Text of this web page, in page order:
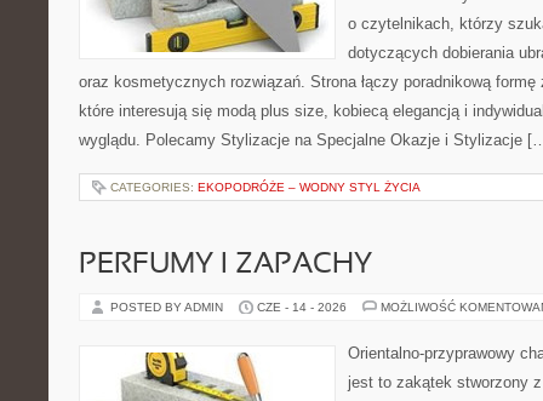
o czytelnikach, którzy
dotyczących dobierania
oraz kosmetycznych rozwiązań. Strona łączy poradnikową
które interesują się modą plus size, kobiecą elegancją i
wyglądu. Polecamy Stylizacje na Specjalne Okazje i Stylizacje
CATEGORIES: EKOPODRÓŻE – WODNY STYL ŻYCIA
PERFUMY I ZAPACHY
POSTED BY ADMIN CZE - 14 - 2026 MOŻLIWOŚĆ
Orientalno-przyprawowy
jest to zakątek stworzony